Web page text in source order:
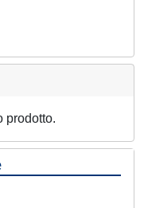
prodotto.